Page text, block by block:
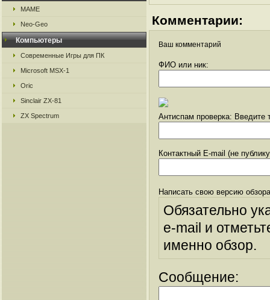
MAME
Neo-Geo
Компьютеры
Современные Игры для ПК
Microsoft MSX-1
Oric
Sinclair ZX-81
ZX Spectrum
Комментарии:
Ваш комментарий
ФИО или ник:
Антиспам проверка: Введите
Контактный E-mail (не
Написать свою версию
Обязательно
e-mail и
именно обзор.
Сообщение: